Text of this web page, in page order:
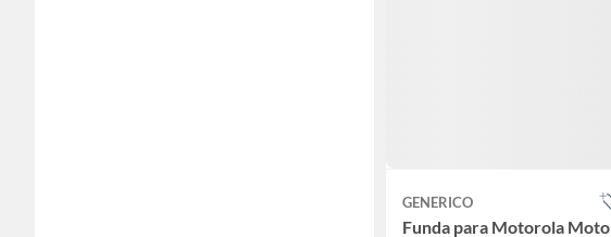
GENERICO
Funda para Motorola Moto